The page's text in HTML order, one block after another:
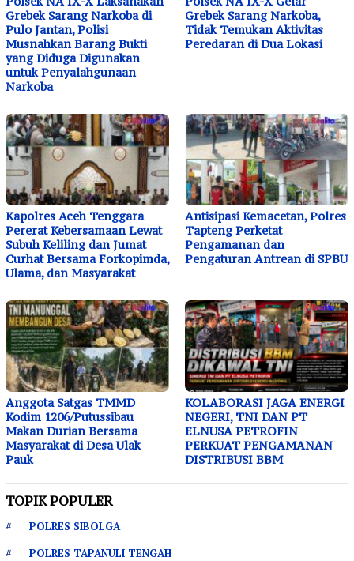
Grebek Sarang Narkoba di
Pulo Jantan, Polisi
Musnahkan Barang Bukti
yang Diduga Digunakan
untuk Penyalahgunaan
Narkoba
Grebek Sarang Narkoba,
Tidak Temukan Aktivitas
Peredaran di Dua Lokasi
Kapolres Aceh Tenggara
Pererat Kebersamaan Lewat
Subuh Keliling dan Jumat
Curhat Bersama Forkopimda,
Ulama, dan Masyarakat
Antisipasi Kemacetan, Polres
Tapteng Perketat
Pengamanan dan
Pengaturan Antrean di SPBU
Anggota Satgas TMMD
Kodim 1206/Putussibau
Makan Durian Bersama
Masyarakat di Desa Ulak
Pauk
KOLABORASI JAGA ENERGI
NEGERI, TNI DAN PT
ELNUSA PETROFIN
PERKUAT PENGAMANAN
DISTRIBUSI BBM
TOPIK POPULER
POLRES SIBOLGA
POLRES TAPANULI TENGAH